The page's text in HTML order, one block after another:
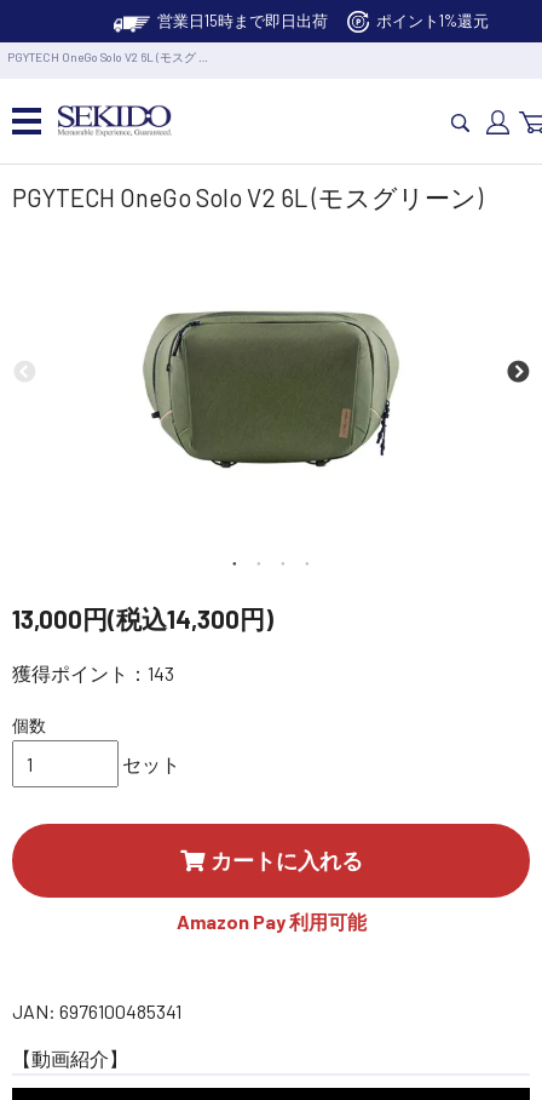
営業日15時まで即日出荷 ポイント1%還元
PGYTECH OneGo Solo V2 6L (モスグ …
カメラドローン・生活家電
業務用ドローン・業務関連製品
水中ドローン(ROV)・水中スクーター
講習会･国家資格･WEBセミナー
定期配信!
コーポレートサイト
PGYTECH OneGo Solo V2 6L (モスグリーン)
13,000円(税込14,300円)
獲得ポイント：143
個数
セット
カートに入れる
Amazon Pay 利用可能
JAN: 6976100485341
【動画紹介】